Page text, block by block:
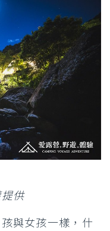
供
與女孩一樣，什